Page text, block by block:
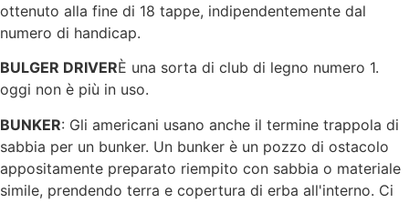
ottenuto alla fine di 18 tappe, indipendentemente dal
numero di handicap.
BULGER DRIVERÈ una sorta di club di legno numero 1.
oggi non è più in uso.
BUNKER: Gli americani usano anche il termine trappola di
sabbia per un bunker. Un bunker è un pozzo di ostacolo
appositamente preparato riempito con sabbia o materiale
simile, prendendo terra e copertura di erba all'interno. Ci